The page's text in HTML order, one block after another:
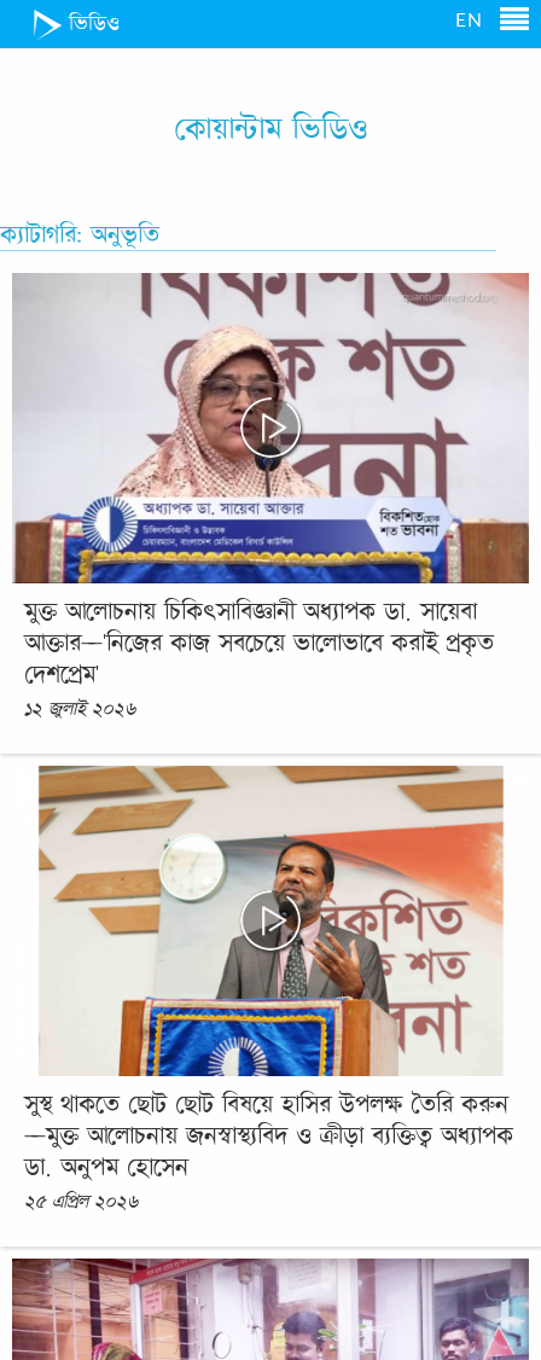
ভিডিও EN
কোয়ান্টাম ভিডিও
ক্যাটাগরি: অনুভূতি
মুক্ত আলোচনায় চিকিৎসাবিজ্ঞানী অধ্যাপক ডা. সায়েবা
আক্তার—'নিজের কাজ সবচেয়ে ভালোভাবে করাই প্রকৃত
দেশপ্রেম'
১২ জুলাই ২০২৬
সুস্থ থাকতে ছোট ছোট বিষয়ে হাসির উপলক্ষ তৈরি করুন
—মুক্ত আলোচনায় জনস্বাস্থ্যবিদ ও ক্রীড়া ব্যক্তিত্ব অধ্যাপক
ডা. অনুপম হোসেন
২৫ এপ্রিল ২০২৬